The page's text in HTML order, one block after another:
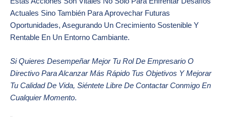
Actuales Sino También Para Aprovechar Futuras
Oportunidades, Asegurando Un Crecimiento Sostenible Y
Rentable En Un Entorno Cambiante.
Si Quieres Desempeñar Mejor Tu Rol De Empresario O
Directivo Para Alcanzar Más Rápido Tus Objetivos Y Mejorar
Tu Calidad De Vida, Siéntete Libre De Contactar Conmigo En
Cualquier Momento.